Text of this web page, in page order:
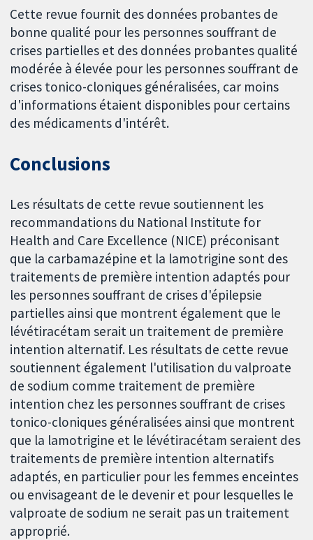
Cette revue fournit des données probantes de
bonne qualité pour les personnes souffrant de
crises partielles et des données probantes qualité
modérée à élevée pour les personnes souffrant de
crises tonico-cloniques généralisées, car moins
d'informations étaient disponibles pour certains
des médicaments d'intérêt.
Conclusions
Les résultats de cette revue soutiennent les
recommandations du National Institute for
Health and Care Excellence (NICE) préconisant
que la carbamazépine et la lamotrigine sont des
traitements de première intention adaptés pour
les personnes souffrant de crises d'épilepsie
partielles ainsi que montrent également que le
lévétiracétam serait un traitement de première
intention alternatif. Les résultats de cette revue
soutiennent également l'utilisation du valproate
de sodium comme traitement de première
intention chez les personnes souffrant de crises
tonico-cloniques généralisées ainsi que montrent
que la lamotrigine et le lévétiracétam seraient des
traitements de première intention alternatifs
adaptés, en particulier pour les femmes enceintes
ou envisageant de le devenir et pour lesquelles le
valproate de sodium ne serait pas un traitement
approprié.